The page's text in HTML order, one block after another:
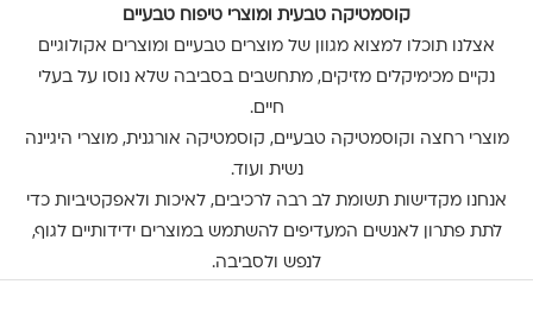
קוסמטיקה טבעית ומוצרי טיפוח טבעיים
אצלנו תוכלו למצוא מגוון של מוצרים טבעיים ומוצרים אקולוגיים
נקיים מכימיקלים מזיקים, מתחשבים בסביבה שלא נוסו על בעלי
חיים.
מוצרי רחצה וקוסמטיקה טבעיים, קוסמטיקה אורגנית, מוצרי היגיינה
נשית ועוד.
אנחנו מקדישות תשומת לב רבה לרכיבים, לאיכות ולאפקטיביות כדי
לתת פתרון לאנשים המעדיפים להשתמש במוצרים ידידותיים לגוף,
לנפש ולסביבה.